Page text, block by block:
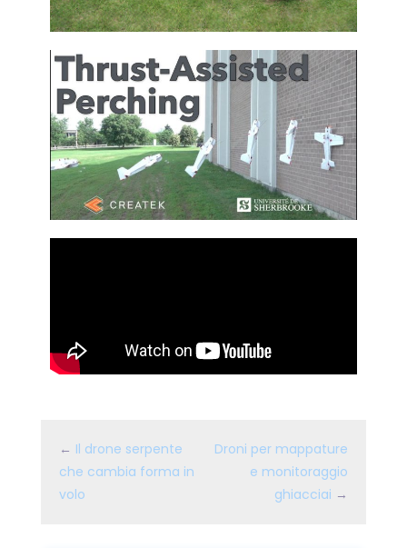
← Il drone serpente
che cambia forma in
volo
Droni per mappature
e monitoraggio
ghiacciai →